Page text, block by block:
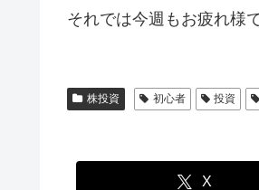
それでは今週もお疲れ様
株投資 初心者 投資
X